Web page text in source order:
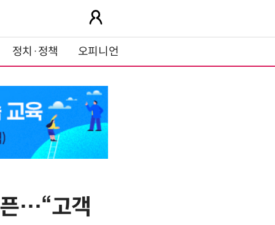
정치·정책 오피니언
…“고객